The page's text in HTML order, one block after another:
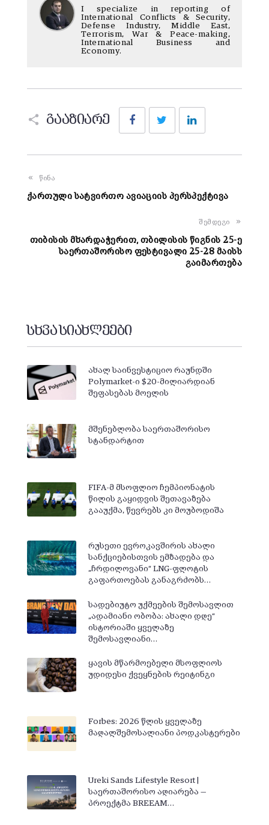
I specialize in reporting of
International Conflicts & Security,
Defense Industry, Middle East,
Terrorism, War & Peace-making,
International Business and
Economy.
გააზიარე
FacebookTwitter
წინა
ქართული სატვირთო ავიაციის პერსპექტივა
შემდეგი
თიბისის მხარდაჭერით, თბილისის წიგნის 25-ე
საერთაშორისო ფესტივალი 25-28 მაისს
გაიმართება
სხვა სიახლეები
ახალ საინვესტიციო რაუნდში
Polymarket-ი $20-მილიარდიან
შეფასებას მოელის
მშენებლობა საერთაშორისო
სტანდარტით
FIFA-მ მსოფლიო ჩემპიონატის
წილის გაყიდვის შეთავაზება
გააუქმა, წევრებს კი მოუბოდიშა
რუსეთი ევროკავშირის ახალი
სანქციებისთვის ემზადება და
„ჩრდილოვანი“ LNG-ფლოტის
გაფართოებას განაგრძობს…
სადებიუტო უქმეების შემოსავლით
„ადამიანი ობობა: ახალი დღე“
ისტორიაში ყველაზე
შემოსავლიანი…
ყავის მწარმოებელი მსოფლიოს
უდიდესი ქვეყნების რეიტინგი
Forbes: 2026 წლის ყველაზე
მაღალშემოსალიანი პოდკასტერები
Ureki Sands Lifestyle Resort |
საერთაშორისო აღიარება —
პროექტმა BREEAM…